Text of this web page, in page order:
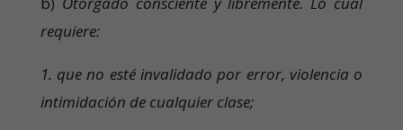
requiere:
1. que no esté invalidado por error, violencia o
intimidación de cualquier clase;